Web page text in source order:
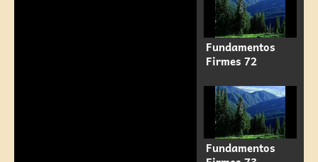
Fundamentos
Firmes 72
Fundamentos